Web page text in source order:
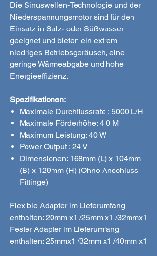
Die Sinuswellen-Technologie und der
Niederspannungsmotor sind für den
Einsatz in Salz- oder Süßwasser
geeignet und bieten ein extrem
niedriges Betriebsgeräusch, eine
geringe Wärmeabgabe und hohe
Energieeffizienz.
Spezifikationen:
Maximale Durchflussrate : 5000 L/H
Maximale Förderhöhe: 4,0 M
Maximum Leistung: 40 W
Power Output : 24 V
Dimensionen: 168mm (L) x 104mm
(B) x 129mm (H) (Ohne Anschluss-
Fittinge)
Flexible Adapter im Lieferumfang
enthalten: 20mm x1 /25mm x1 /32mmx1
Fester Adapter im Lieferumfang
enthalten: 25mmx1 /32mm x1 /40mm x1